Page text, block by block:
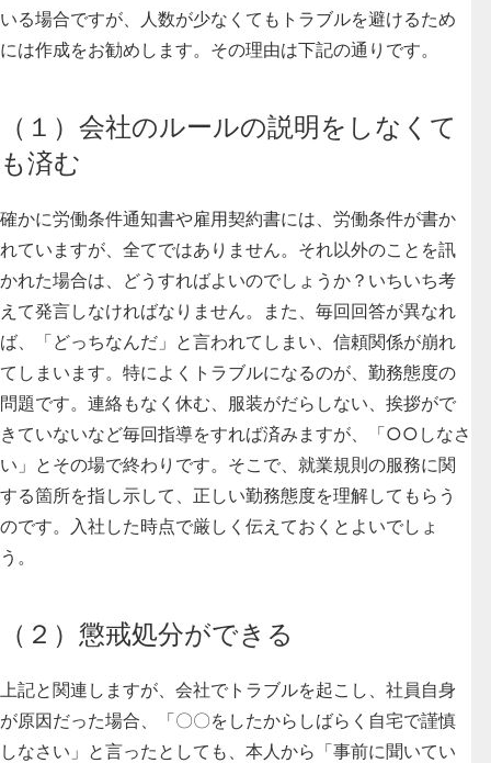
いる場合ですが、
人数が少なくてもトラブルを避けるため
には作成をお勧めします。その理由は下記の通りです。
（１）会社のルールの説明をしなくて
も済む
確かに労働条件通知書や雇用契約書には、労働条件が書か
れていますが、全てではありません。それ以外のことを訊
かれた場合は、どうすればよいのでしょうか？いちいち考
えて発言しなければなりません。また、毎回回答が異なれ
ば、「どっちなんだ」と言われてしまい、信頼関係が崩れ
てしまいます。特によくトラブルになるのが、勤務態度の
問題です。連絡もなく休む、服装がだらしない、挨拶がで
きていないなど毎回指導をすれば済みますが、「○○しなさ
い」とその場で終わりです。そこで、就業規則の服務に関
する箇所を指し示して、正しい勤務態度を理解してもらう
のです。入社した時点で厳しく伝えておくとよいでしょ
う。
（２）懲戒処分ができる
上記と関連しますが、会社でトラブルを起こし、社員自身
が原因だった場合、「〇〇をしたからしばらく自宅で謹慎
しなさい」と言ったとしても、本人から「事前に聞いてい